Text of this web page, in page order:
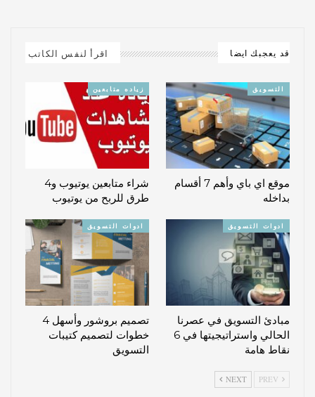
قد يعجبك ايضا اقرأ لنفس الكاتب
التسويق
موقع اي باي وأهم 7 أقسام
بداخله
زياده متابعين
شراء متابعين يوتيوب و4
طرق للربح من يوتيوب
ادوات التسويق
مبادئ التسويق في عصرنا
الحالي واستراتيجيتها في 6
نقاط هامة
ادوات التسويق
تصميم بروشور وأسهل 4
خطوات لتصميم كتيبات
التسويق
NEXT